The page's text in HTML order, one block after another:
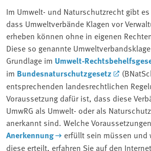
Im Umwelt- und Naturschutzrecht gibt
dass Umweltverbände Klagen vor
erheben können ohne in eigenen
Diese so genannte
Grundlage im Umwelt-
im Bundesnaturschutzgesetz
entsprechenden landesrechtlichen
Voraussetzung dafür ist, dass diese
UmwRG als Umwelt- oder als
anerkannt sind. Welche
Anerkennung
erfüllt sein müssen und
diese erteilt, erfahren Sie auf den